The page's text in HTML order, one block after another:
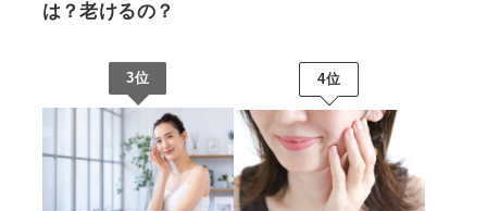
は？老けるの？
3位 4位